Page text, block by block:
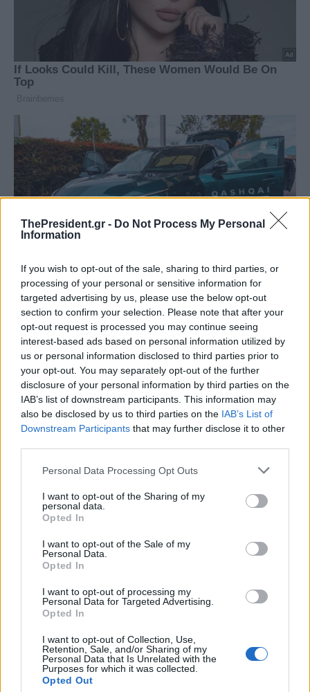
ThePresident.gr - Do Not Process My Personal
Information
If you wish to opt-out of the sale, sharing to third parties, or
processing of your personal or sensitive information for
targeted advertising by us, please use the below opt-out
section to confirm your selection. Please note that after your
opt-out request is processed you may continue seeing
interest-based ads based on personal information utilized by
us or personal information disclosed to third parties prior to
your opt-out. You may separately opt-out of the further
disclosure of your personal information by third parties on the
IAB’s list of downstream participants. This information may
also be disclosed by us to third parties on the IAB’s List of
Downstream Participants that may further disclose it to other
Personal Data Processing Opt Outs
I want to opt-out of the Sharing of my
personal data.
Opted In
I want to opt-out of the Sale of my
Personal Data.
Opted In
I want to opt-out of processing my
Personal Data for Targeted Advertising.
Opted In
I want to opt-out of Collection, Use,
Retention, Sale, and/or Sharing of my
Personal Data that Is Unrelated with the
Purposes for which it was collected.
Opted Out